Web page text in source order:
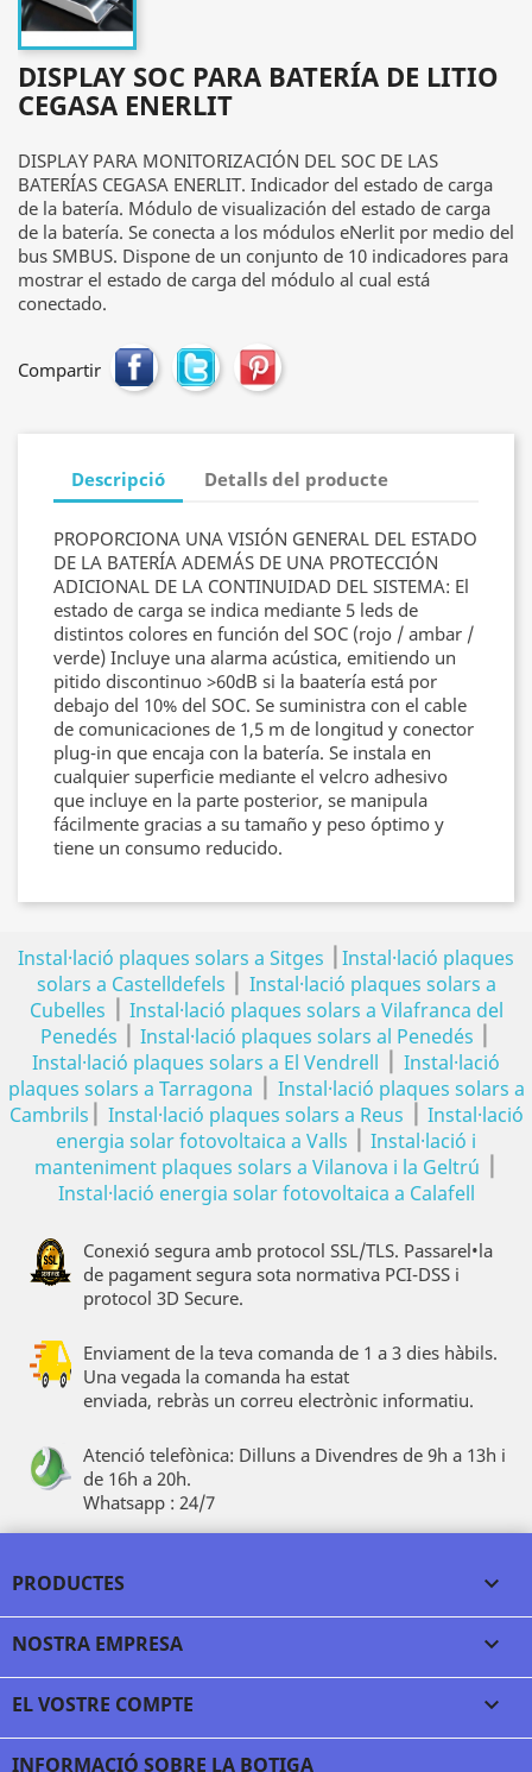
DISPLAY SOC PARA BATERÍA DE LITIO
CEGASA ENERLIT
DISPLAY PARA MONITORIZACIÓN DEL SOC DE LAS
BATERÍAS CEGASA ENERLIT. Indicador del estado de carga
de la batería. Módulo de visualización del estado de carga
de la batería. Se conecta a los módulos eNerlit por medio del
bus SMBUS. Dispone de un conjunto de 10 indicadores para
mostrar el estado de carga del módulo al cual está
conectado.
Compartir
Descripció Detalls del producte
PROPORCIONA UNA VISIÓN GENERAL DEL ESTADO
DE LA BATERÍA ADEMÁS DE UNA PROTECCIÓN
ADICIONAL DE LA CONTINUIDAD DEL SISTEMA: El
estado de carga se indica mediante 5 leds de
distintos colores en función del SOC (rojo / ambar /
verde) Incluye una alarma acústica, emitiendo un
pitido discontinuo >60dB si la baatería está por
debajo del 10% del SOC. Se suministra con el cable
de comunicaciones de 1,5 m de longitud y conector
plug-in que encaja con la batería. Se instala en
cualquier superficie mediante el velcro adhesivo
que incluye en la parte posterior, se manipula
fácilmente gracias a su tamaño y peso óptimo y
tiene un consumo reducido.
Instal·lació plaques solars a Sitges | Instal·lació plaques
solars a Castelldefels | Instal·lació plaques solars a
Cubelles | Instal·lació plaques solars a Vilafranca del
Penedés | Instal·lació plaques solars al Penedés |
Instal·lació plaques solars a El Vendrell | Instal·lació
plaques solars a Tarragona | Instal·lació plaques solars a
Cambrils | Instal·lació plaques solars a Reus | Instal·lació
energia solar fotovoltaica a Valls | Instal·lació i
manteniment plaques solars a Vilanova i la Geltrú |
Instal·lació energia solar fotovoltaica a Calafell
Conexió segura amb protocol SSL/TLS. Passarel•la
de pagament segura sota normativa PCI-DSS i
protocol 3D Secure.
Enviament de la teva comanda de 1 a 3 dies hàbils.
Una vegada la comanda ha estat
enviada, rebràs un correu electrònic informatiu.
Atenció telefònica: Dilluns a Divendres de 9h a 13h i
de 16h a 20h.
Whatsapp : 24/7
PRODUCTES 
NOSTRA EMPRESA 
EL VOSTRE COMPTE 
INFORMACIÓ SOBRE LA BOTIGA